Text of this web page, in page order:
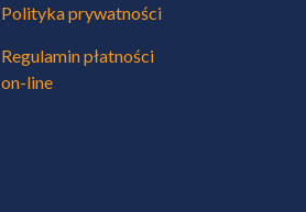
Polityka prywatności
Regulamin płatności
on-line